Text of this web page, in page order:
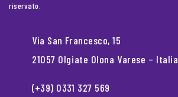
riservato.
Via San Francesco, 15
21057 Olgiate Olona Varese – Italia
(+39) 0331 327 569